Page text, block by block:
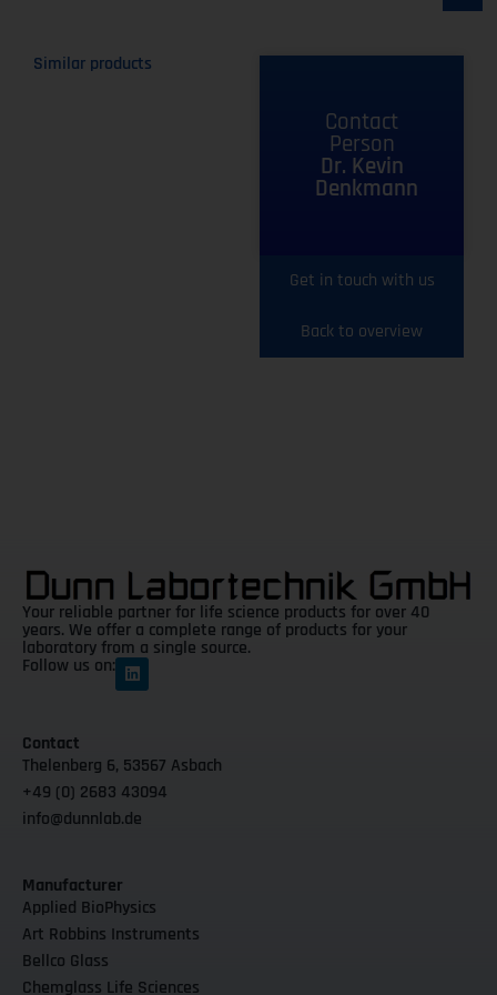
Contact
Person
Dr. Kevin
Denkmann
Get in touch with us
Back to overview
Similar products
Your reliable partner for life science products for over 40
years. We offer a complete range of products for your
laboratory from a single source.
Follow us on:
Contact
Thelenberg 6, 53567 Asbach
+49 (0) 2683 43094
info@dunnlab.de
Manufacturer
Applied BioPhysics
Art Robbins Instruments
Bellco Glass
Chemglass Life Sciences